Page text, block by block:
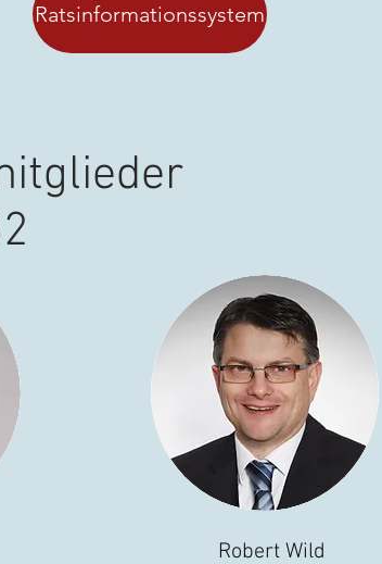
Ratsinformationssystem
Robert Wild